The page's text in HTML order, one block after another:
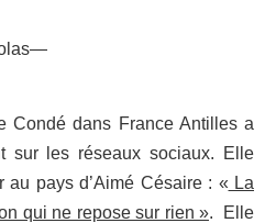
Condé dans France Antilles a
sur les réseaux sociaux. Elle
au pays d’Aimé Césaire : « La
qui ne repose sur rien ». Elle